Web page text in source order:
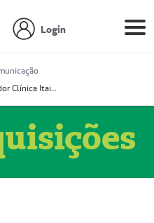
Login
Prestador Clínica Itaipú Ltda (51004348-2)